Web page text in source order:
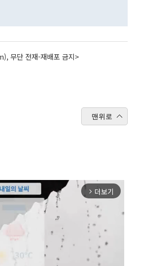
무단 전재-재배포 금지>
맨위로
arrow_forward_ios 더보기